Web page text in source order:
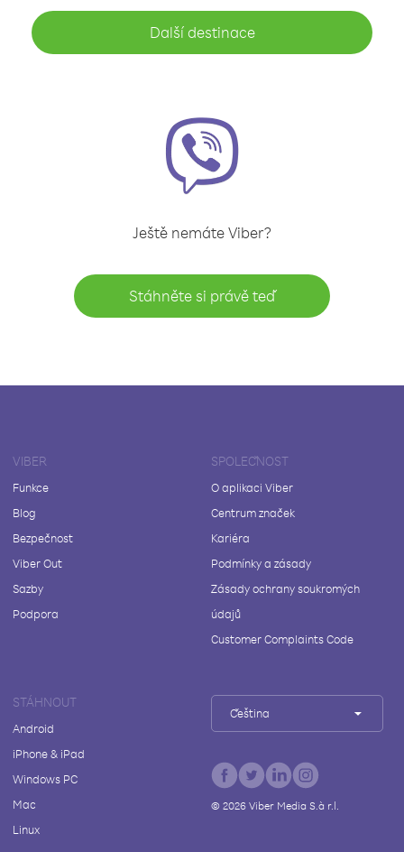
Další destinace
Ještě nemáte Viber?
Stáhněte si právě teď
VIBER
Funkce
Blog
Bezpečnost
Viber Out
Sazby
Podpora
SPOLEČNOST
O aplikaci Viber
Centrum značek
Kariéra
Podmínky a zásady
Zásady ochrany soukromých
údajů
Customer Complaints Code
STÁHNOUT
Android
iPhone & iPad
Windows PC
Mac
Linux
Čeština
© 2026Viber Media S.à r.l.